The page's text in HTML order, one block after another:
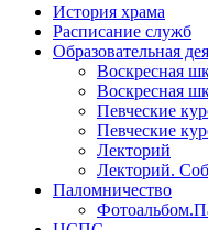
История храма
Расписание служб
Образовательная
Воскресная
Воскресная
Певческие
Певческие
Лекторий
Лекторий.
Паломничество